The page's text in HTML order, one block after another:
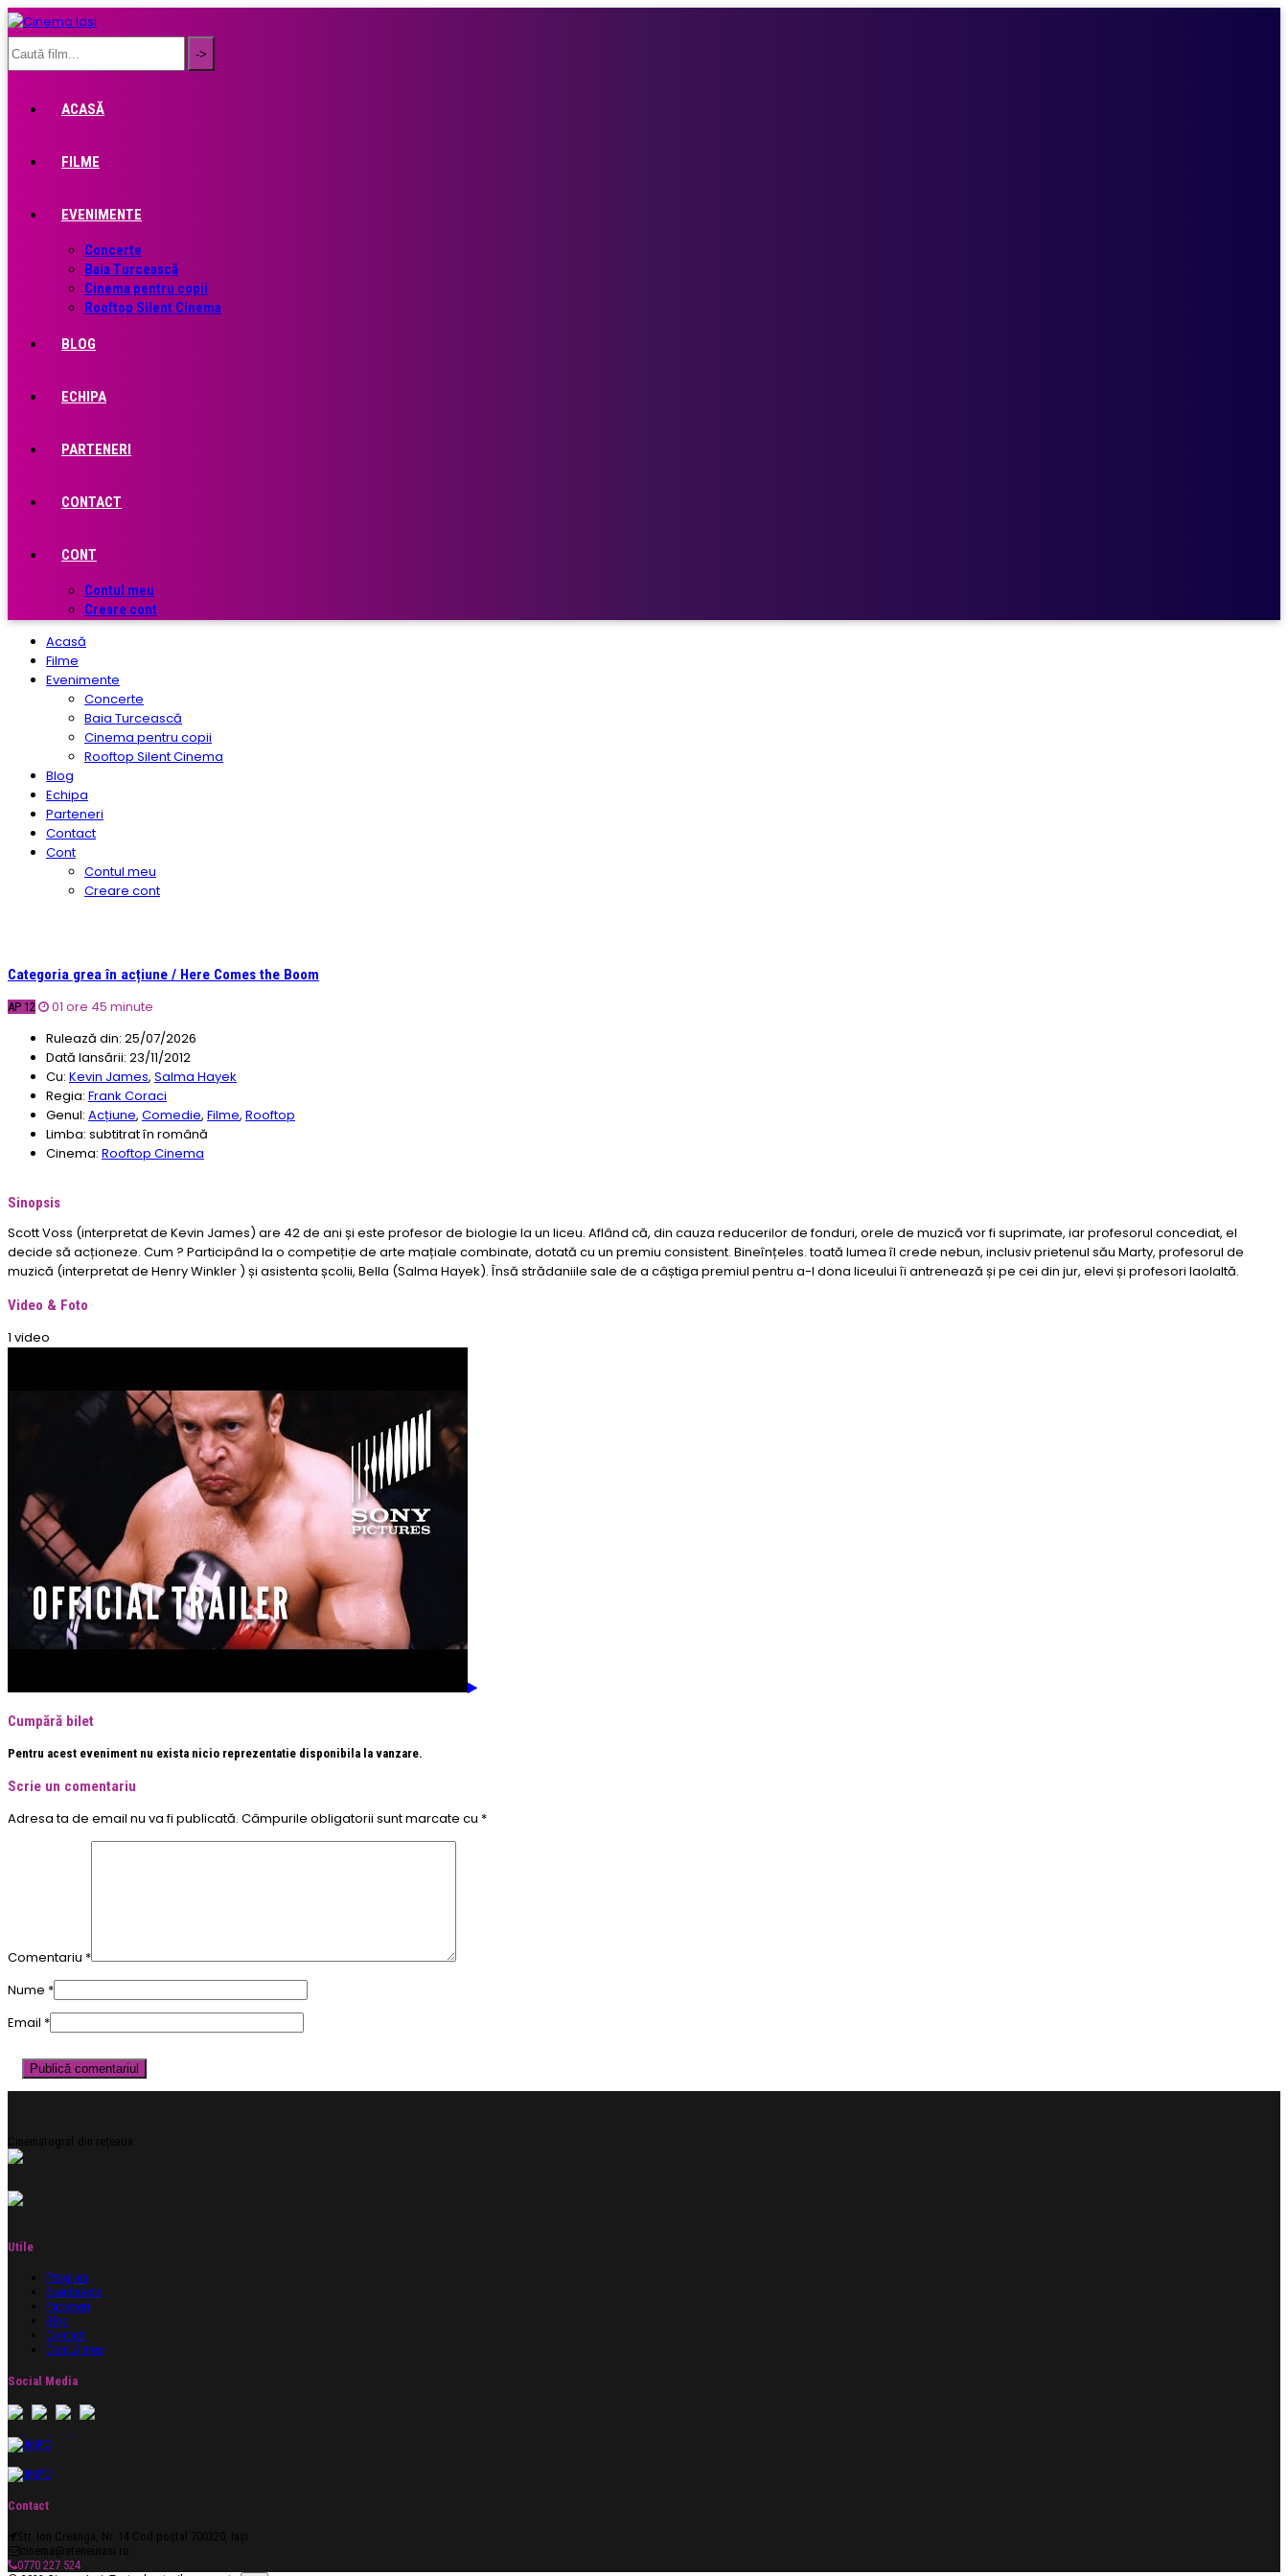
ACASĂ
FILME
EVENIMENTE
Concerte
Baia Turcească
Cinema pentru copii
Rooftop Silent Cinema
BLOG
ECHIPA
PARTENERI
CONTACT
CONT
Contul meu
Creare cont
Acasă
Filme
Evenimente
Concerte
Baia Turcească
Cinema pentru copii
Rooftop Silent Cinema
Blog
Echipa
Parteneri
Contact
Cont
Contul meu
Creare cont
Categoria grea în acțiune / Here Comes the Boom
AP 12
01 ore 45 minute
Rulează din: 25/07/2026
Dată lansării: 23/11/2012
Cu: Kevin James, Salma Hayek
Regia: Frank Coraci
Genul: Acțiune, Comedie, Filme, Rooftop
Limba: subtitrat în română
Cinema: Rooftop Cinema
Sinopsis
Scott Voss (interpretat de Kevin James) are 42 de ani și este profesor de biologie la un liceu. Aflând că, din cauza reducerilor de fonduri, orele de muzică vor fi suprimate, iar profesorul concediat, el
decide să acționeze. Cum ? Participând la o competiție de arte mațiale combinate, dotată cu un premiu consistent. Bineînțeles. toată lumea îl crede nebun, inclusiv prietenul său Marty, profesorul de
muzică (interpretat de Henry Winkler ) și asistenta școlii, Bella (Salma Hayek). Însă strădaniile sale de a câștiga premiul pentru a-l dona liceului îi antrenează și pe cei din jur, elevi și profesori laolaltă.
Video & Foto
1 video
Cumpără bilet
Pentru acest eveniment nu exista nicio reprezentatie disponibila la vanzare.
Scrie un comentariu
Adresa ta de email nu va fi publicată. Câmpurile obligatorii sunt marcate cu *
Comentariu *
Nume *
Email *
Cinematograf din rețeaua
Utile
Program
Evenimente
Parteneri
Blog
Contact
Contul meu
Social Media
Contact
Str. Ion Creanga, Nr. 14 Cod poștal 700320, Iași
cinema@ateneuiasi.ro
0770 227 524